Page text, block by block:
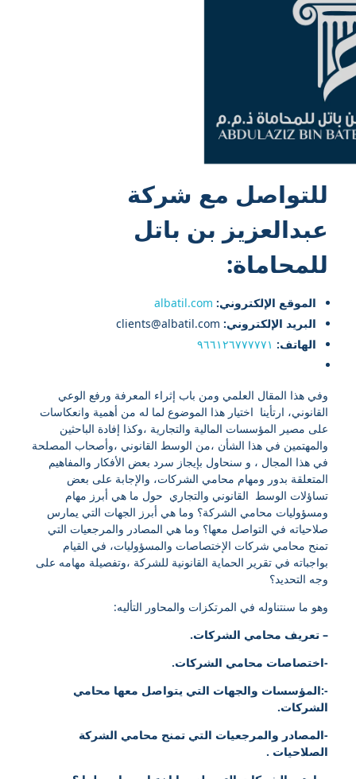
للتواصل مع شركة
عبدالعزيز بن باتل
للمحاماة:
الموقع الإلكتروني: albatil.com
البريد الإلكتروني:
الهاتف: ٩٦٦١٢٦٧٧٧٧٧١
وفي هذا المقال العلمي ومن باب إثراء المعرفة ورفع الوعي
القانوني، ارتأينا اختيار هذا الموضوع لما له من أهمية وانعكاسات
على مصير المؤسسات المالية والتجارية ،وكذا إفادة الباحثين
والمهتمين في هذا الشأن ،من الوسط القانوني ،وأصحاب المصلحة
في هذا المجال ، و سنحاول بإيجاز سرد بعض الأفكار والمفاهيم
المتعلقة بدور ومهام محامي الشركات، والإجابة على بعض
تساؤلات الوسط القانوني والتجاري حول ما هي أبرز مهام
ومسؤوليات محامي الشركة؟ وما هي أبرز الجهات التي يمارس
صلاحياته في التواصل معها؟ وما هي المصادر والمرجعيات التي
تمنح محامي شركات الإختصاصات والمسؤوليات، في القيام
بواجباته في تقرير الحماية القانونية للشركة ،وتفصيلة مهامه على
وجه التحديد؟
وهو ما سنتناوله في المرتكزات والمحاور التأليه:
– تعريف محامي الشركات.
-اختصاصات محامي الشركات.
-:المؤسسات والجهات التي يتواصل معها محامي
الشركات.
-المصادر والمرجعيات التي تمنح محامي الشركة
الصلاحيات .